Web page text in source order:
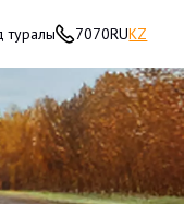
туралы 7070RUKZ